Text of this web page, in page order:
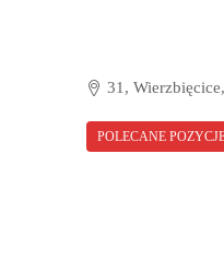
31,
POLECANE